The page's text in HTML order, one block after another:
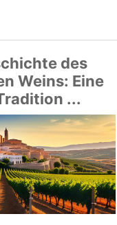
des
Weins: Eine
...